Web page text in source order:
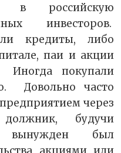
в российскую
инвесторов.
кредиты, либо
паи и акции
Иногда покупали
Довольно часто
через
будучи
вынужден был